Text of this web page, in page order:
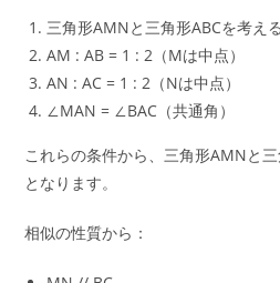
三角形AMNと三角形ABCを考える
AM : AB = 1 : 2（Mは中点）
AN : AC = 1 : 2（Nは中点）
∠MAN = ∠BAC（共通角）
これらの条件から、三角形AMNと
となります。
相似の性質から：